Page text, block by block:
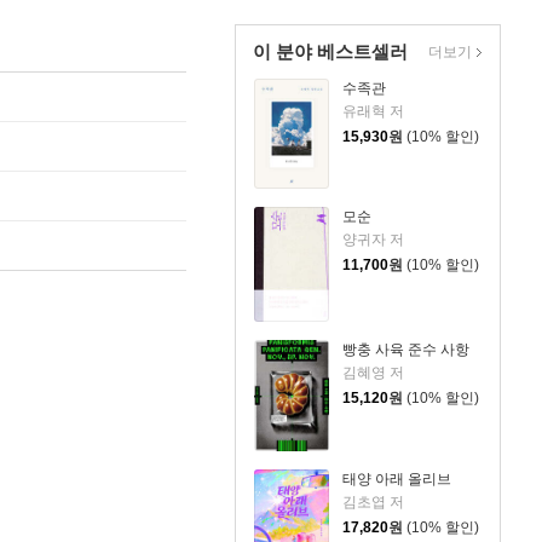
이 분야 베스트셀러
수족관
유래혁 저
15,930원 (10% 할인)
모순
양귀자 저
11,700원 (10% 할인)
빵충 사육 준수 사항
김혜영 저
15,120원 (10% 할인)
태양 아래 올리브
김초엽 저
17,820원 (10% 할인)
더보기